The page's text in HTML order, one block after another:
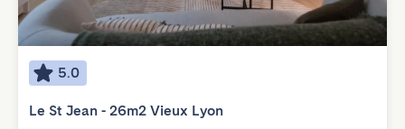
5.0
Le St Jean - 26m2 Vieux Lyon